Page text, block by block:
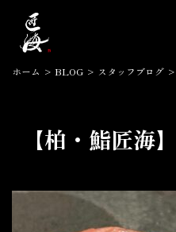
ホーム > BLOG > スタッフブログ >
【柏・鮨匠海